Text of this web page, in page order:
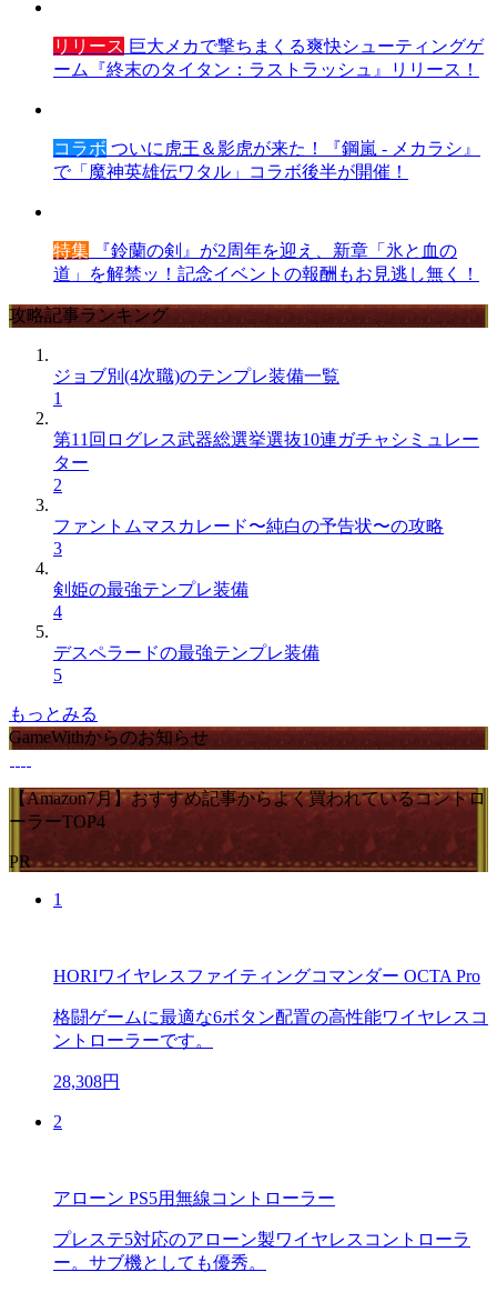
リリース 巨大メカで撃ちまくる爽快シューティングゲ
ーム『終末のタイタン：ラストラッシュ』リリース！
コラボ ついに虎王＆影虎が来た！『鋼嵐 - メカラシ』
で「魔神英雄伝ワタル」コラボ後半が開催！
特集 『鈴蘭の剣』が2周年を迎え、新章「氷と血の
道」を解禁ッ！記念イベントの報酬もお見逃し無く！
攻略記事ランキング
ジョブ別(4次職)のテンプレ装備一覧
1
第11回ログレス武器総選挙選抜10連ガチャシミュレー
ター
2
ファントムマスカレード〜純白の予告状〜の攻略
3
剣姫の最強テンプレ装備
4
デスペラードの最強テンプレ装備
5
もっとみる
GameWithからのお知らせ
【Amazon7月】おすすめ記事からよく買われているコントロ
ーラーTOP4
PR
1
HORIワイヤレスファイティングコマンダー OCTA Pro
格闘ゲームに最適な6ボタン配置の高性能ワイヤレスコ
ントローラーです。
28,308円
2
アローン PS5用無線コントローラー
プレステ5対応のアローン製ワイヤレスコントローラ
ー。サブ機としても優秀。